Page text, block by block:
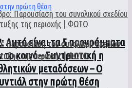
Αυτά είναι τα 5 προγράμματα
κοινό – Συντριπτική η
μεταδόσεων – Ο
στην πρώτη θέση
του συνολικού σχεδίου
της περιοχής | ΦΩΤΟ